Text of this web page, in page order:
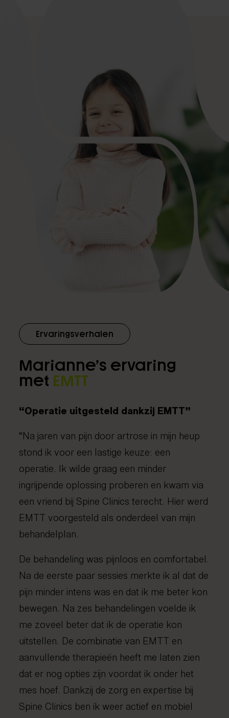
Ervaringsverhalen
Marianne’s ervaring
met EMTT
“Operatie uitgesteld dankzij EMTT”
“Na jaren van pijn door artrose in mijn heup
stond ik voor een lastige keuze: een
operatie. Ik wilde graag een minder
ingrijpende oplossing proberen en kwam via
een vriend bij Spine Clinics terecht. Hier werd
EMTT voorgesteld als onderdeel van mijn
behandelplan.
De behandeling was pijnloos en comfortabel.
Na de eerste paar sessies merkte ik al dat de
pijn minder intens was en dat ik me beter kon
bewegen. Na zes behandelingen voelde ik
me zoveel beter dat ik de operatie kon
uitstellen. De combinatie van EMTT en
aanvullende therapieën heeft me laten zien
dat er nog opties zijn voordat ik onder het
mes hoef. Dankzij de zorg en expertise bij
Spine Clinics ben ik weer actief en mobiel